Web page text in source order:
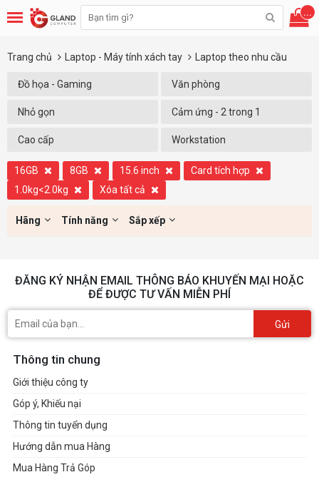
...
Trang chủ Laptop - Máy tính xách tay Laptop theo nhu cầu
Đồ họa - Gaming Văn phòng
Nhỏ gọn Cảm ứng - 2 trong 1
Cao cấp Workstation
16GB 8GB 15.6 inch
Card tích hợp
1.0kg<2.0kg
Xóa tất cả
Hãng Tính năng Sắp xếp
ĐĂNG KÝ NHẬN EMAIL THÔNG BÁO KHUYẾN MẠI HOẶC
ĐỂ ĐƯỢC TƯ VẤN MIỄN PHÍ
Gửi
Thông tin chung
Giới thiệu công ty
Góp ý, Khiếu nại
Thông tin tuyển dụng
Hướng dẫn mua Hàng
Mua Hàng Trả Góp